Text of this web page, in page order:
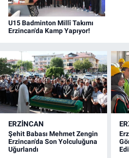
U15 Badminton Millî Takımı
Erzincan'da Kamp Yapıyor!
ERZINCAN
Şehit Babası Mehmet Zengin
Erzincan'da Son Yolculuğuna
Uğurlandı